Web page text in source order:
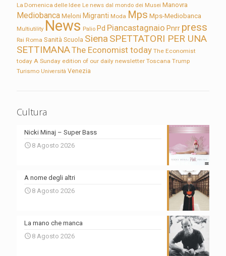
La Domenica delle Idee Le news dal mondo dei Musei Manovra
Mediobanca Meloni Migranti Moda Mps Mps-Mediobanca
Multiutility News Palio Pd Piancastagnaio Pnrr press
Rai Roma Sanità Scuola Siena SPETTATORI PER UNA
SETTIMANAThe Economist today The Economist
today A Sunday edition of our daily newsletter Toscana Trump
Turismo Università Venezia
Cultura
Nicki Minaj – Super Bass
8 Agosto 2026
A nome degli altri
8 Agosto 2026
La mano che manca
8 Agosto 2026